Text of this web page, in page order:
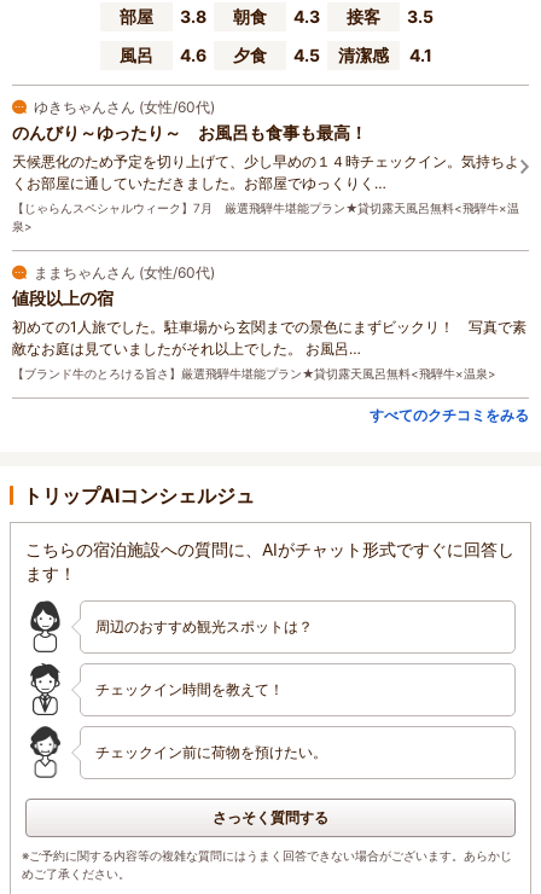
部屋
3.8 朝食 4.3 接客
3.5
風呂
4.6 夕食 4.5 清潔感 4.1
ゆきちゃんさん (女性/60代)
のんびり～ゆったり～ お風呂も食事も最高！
天候悪化のため予定を切り上げて、少し早めの１４時チェックイン。気持ちよ
くお部屋に通していただきました。お部屋でゆっくりく…
【じゃらんスペシャルウィーク】7月 厳選飛騨牛堪能プラン★貸切露天風呂無料<飛騨牛×温
泉>
ままちゃんさん (女性/60代)
値段以上の宿
初めての1人旅でした。駐車場から玄関までの景色にまずビックリ！ 写真で素
敵なお庭は見ていましたがそれ以上でした。 お風呂…
【ブランド牛のとろける旨さ】厳選飛騨牛堪能プラン★貸切露天風呂無料<飛騨牛×温泉>
すべてのクチコミをみる
トリップAIコンシェルジュ
こちらの宿泊施設への質問に、AIがチャット形式ですぐに回答し
ます！
周辺のおすすめ観光スポットは？
チェックイン時間を教えて！
チェックイン前に荷物を預けたい。
さっそく質問する
※ご予約に関する内容等の複雑な質問にはうまく回答できない場合がございます。あらかじ
めご了承ください。